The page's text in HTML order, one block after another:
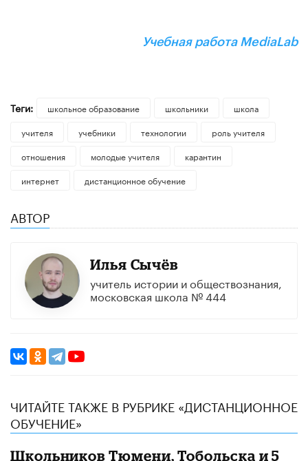
Учебная работа MediaLab
Теги: школьное образование школьники
школа
учителя
учебники технологии
роль учителя
отношения
молодые учителя
карантин
интернет
дистанционное обучение
АВТОР
Илья Сычёв
учитель истории и обществознания,
московская школа № 444
ЧИТАЙТЕ ТАКЖЕ В РУБРИКЕ «ДИСТАНЦИОННОЕ
ОБУЧЕНИЕ»
Школьников Тюмени, Тобольска и 5